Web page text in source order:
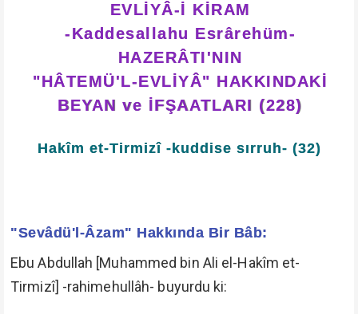
EVLİYÂ-İ KİRAM
-Kaddesallahu Esrârehüm-
HAZERÂTI'NIN
"HÂTEMÜ'L-EVLİYÂ" HAKKINDAKİ
BEYAN ve İFŞAATLARI (228)
Hakîm et-Tirmizî -kuddise sırruh- (32)
"Sevâdü'l-Âzam" Hakkında Bir Bâb:
Ebu Abdullah [Muhammed bin Ali el-Hakîm et-
Tirmizî] -rahimehullâh- buyurdu ki: